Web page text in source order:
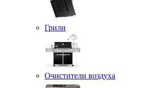
Грили
Очистители воздуха